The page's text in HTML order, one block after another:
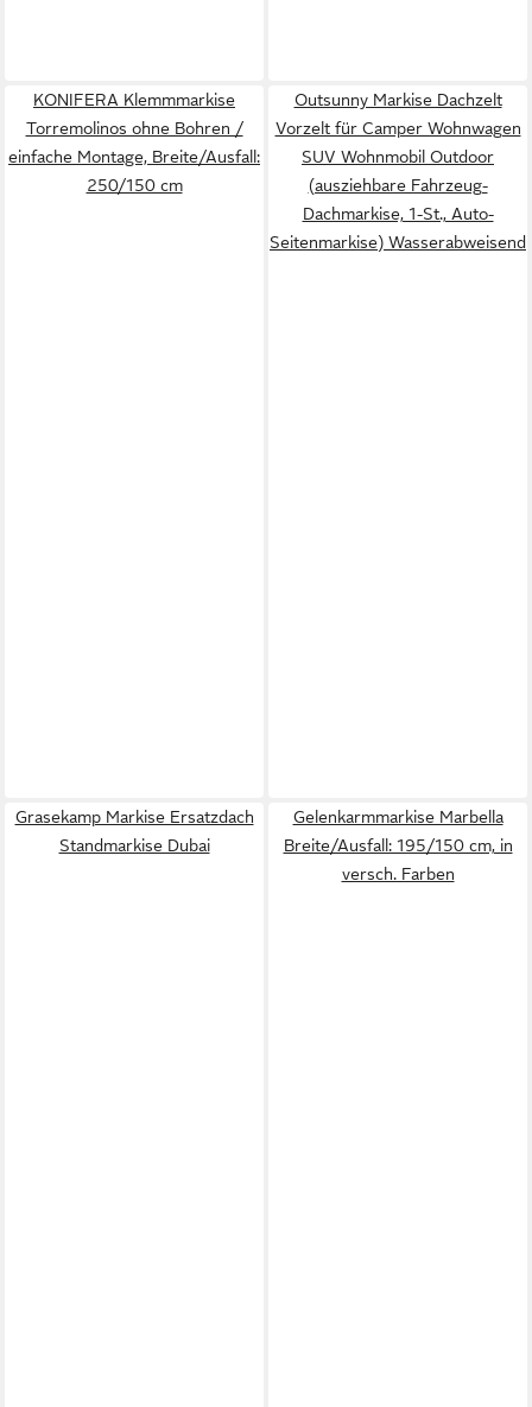
KONIFERA Klemmmarkise
Torremolinos ohne Bohren /
einfache Montage, Breite/Ausfall:
250/150 cm
Outsunny Markise Dachzelt
Vorzelt für Camper Wohnwagen
SUV Wohnmobil Outdoor
(ausziehbare Fahrzeug-
Dachmarkise, 1-St., Auto-
Seitenmarkise) Wasserabweisend
Grasekamp Markise Ersatzdach
Standmarkise Dubai
Gelenkarmmarkise Marbella
Breite/Ausfall: 195/150 cm, in
versch. Farben